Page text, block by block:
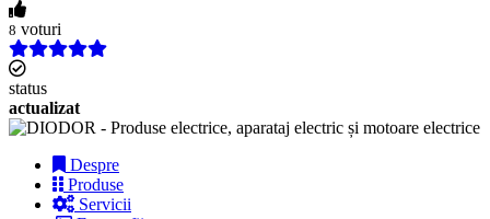
8 voturi
status
actualizat
Despre
Produse
Servicii